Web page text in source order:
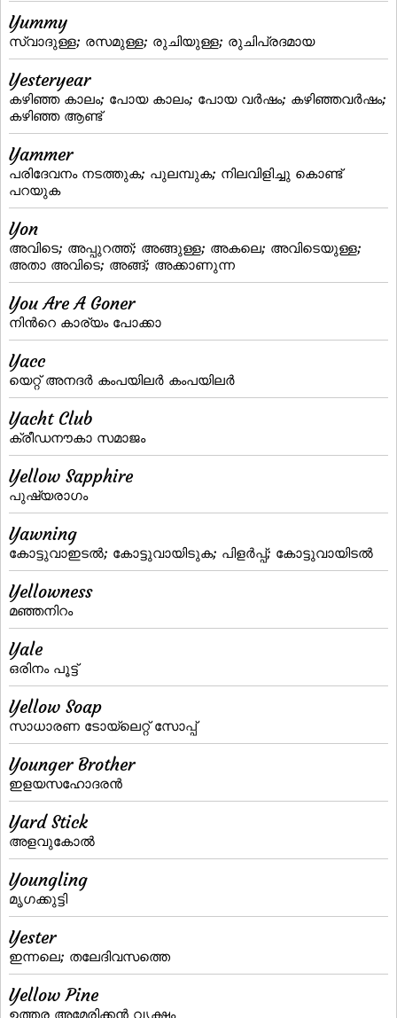
Yummy
സ്വാദുള്ള; രസമുള്ള; രുചിയുള്ള; രുചിപ്രദമായ
Yesteryear
കഴിഞ്ഞ കാലം; പോയ കാലം; പോയ വര്‍ഷം; കഴിഞ്ഞവര്‍ഷം;
കഴിഞ്ഞ ആണ്ട്‌
Yammer
പരിദേവനം നടത്തുക; പുലമ്പുക; നിലവിളിച്ചു കൊണ്ട്‌
പറയുക
Yon
അവിടെ; അപ്പുറത്ത്‌; അങ്ങുള്ള; അകലെ; അവിടെയുള്ള;
അതാ അവിടെ; അങ്ങ്‌; അക്കാണുന്ന
You Are A Goner
നിന്‍റെ കാര്യം പോക്കാ
Yacc
യെറ്റ്‌ അനദര്‍ കംപയിലര്‍ കംപയിലര്‍
Yacht Club
ക്രീഡനൗകാ സമാജം
Yellow Sapphire
പുഷ്യരാഗം
Yawning
കോട്ടുവാഇടല്‍; കോട്ടുവായിടുക; പിളര്‍പ്പ്‌; കോട്ടുവായിടല്‍
Yellowness
മഞ്ഞനിറം
Yale
ഒരിനം പൂട്ട്‌
Yellow Soap
സാധാരണ ടോയ്‌ലെറ്റ്‌ സോപ്പ്‌
Younger Brother
ഇളയസഹോദരന്‍
Yard Stick
അളവുകോല്‍
Youngling
മൃഗക്കുട്ടി
Yester
ഇന്നലെ; തലേദിവസത്തെ
Yellow Pine
ഉത്തര അമേരിക്കന്‍ വൃക്ഷം